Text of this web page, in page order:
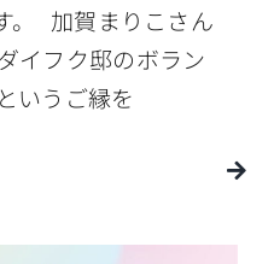
。 加賀まりこさん
イフク邸のボラン
いうご縁を